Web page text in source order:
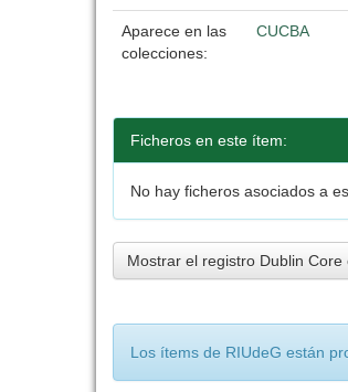
Aparece en las
colecciones:
CUCBA
Ficheros en este ítem:
No hay ficheros asociados a
Mostrar el registro Dublin
Los ítems de RIUdeG están